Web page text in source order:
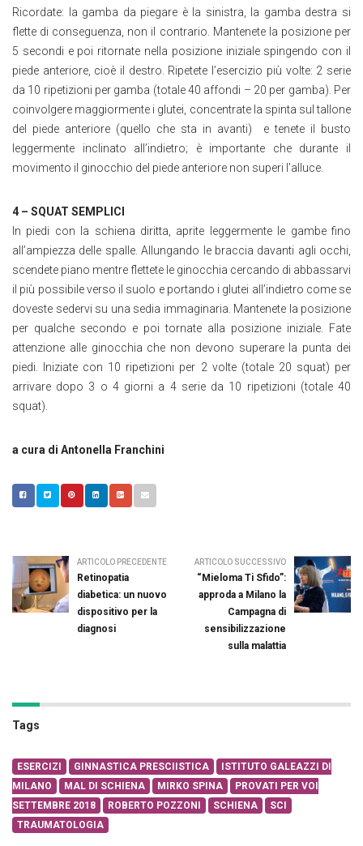
Ricordate: la gamba da piegare è la sinistra, la gamba destra si
flette di conseguenza, non il contrario. Mantenete la posizione per
5 secondi e poi ritornate nella posizione iniziale spingendo con il
piede anteriore, cioè il destro. Ripetete l’esercizio più volte: 2 serie
da 10 ripetizioni per gamba (totale 40 affondi – 20 per gamba). Per
coinvolgere maggiormente i glutei, concentrate la spinta sul tallone
del piede anteriore (quello che sta in avanti) e tenete il busto
leggermente inclinato all’indietro; è importante che durante il
movimento il ginocchio del piede anteriore non superi l’alluce.
4 – SQUAT SEMPLICI
In piedi con la schiena diritta, aprite leggermente le gambe fino
all’ampiezza delle spalle. Allungando le braccia davanti agli occhi,
scendete piano mentre flettete le ginocchia cercando di abbassarvi
il più possibile verso il suolo e portando i glutei all’indietro come se
doveste sedervi su una sedia immaginaria. Mantenete la posizione
per qualche secondo e poi tornate alla posizione iniziale. Fate
attenzione alle ginocchia che non devono superare la punta dei
piedi. Iniziate con 10 ripetizioni per 2 volte (totale 20 squat) per
arrivare dopo 3 o 4 giorni a 4 serie da 10 ripetizioni (totale 40
squat).
a cura di Antonella Franchini
ARTICOLO PRECEDENTE
Retinopatia
diabetica: un nuovo
dispositivo per la
diagnosi
ARTICOLO SUCCESSIVO
“Mieloma Ti Sfido”:
approda a Milano la
Campagna di
sensibilizzazione
sulla malattia
Tags
ESERCIZI GINNASTICA PRESCIISTICA
ISTITUTO GALEAZZI DI
MILANO
MAL DI SCHIENA MIRKO SPINA
PROVATI PER VOI
SETTEMBRE 2018
ROBERTO POZZONI SCHIENA
SCI
TRAUMATOLOGIA